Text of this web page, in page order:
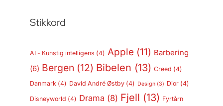
Stikkord
AI - Kunstig intelligens (4) Apple (11) Barbering
(6) Bergen (12) Bibelen (13) Creed (4)
Danmark (4) David André Østby(4) Design(3) Dior(4)
Disneyworld (4) Drama (8) Fjell (13) Fyrtårn